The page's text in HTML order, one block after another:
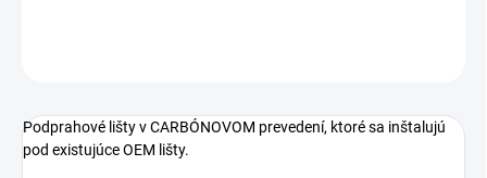
Podprahové lišty v CARBÓNOVOM prevedení, ktoré sa inštalujú
pod existujúce OEM lišty.